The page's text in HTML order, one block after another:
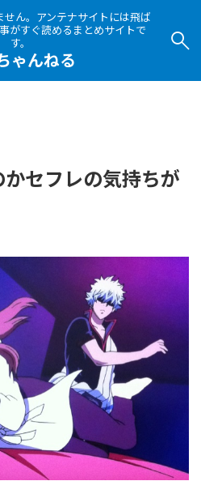
ん。アンテナサイトには飛ば
がすぐ読めるまとめサイトで
す。
ゃんねる
セフレの気持ちが